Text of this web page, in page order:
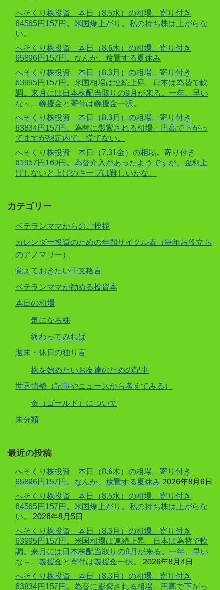
へそくり株投資 本日（8.5水）の相場。寄り付き
64565円157円。米国爆上がり。私の持ち株は上がらな
い。
へそくり株投資 本日（8.6木）の相場。寄り付き
65896円157円。なんか、放置する夏休み
へそくり株投資 本日（8.3月）の相場。寄り付き
63995円157円。米国相場は連続上昇。日本は為替で軟
調。来月には日本株配当取りの9月が来る。一年、早い
な～。義援金と寄付は義援金一択。
へそくり株投資 本日（8.3月）の相場。寄り付き
63834円157円。為替に影響される相場。円高で下がっ
てますが想定内で、慌てない。
へそくり株投資 本日（7.31金）の相場。寄り付き
61957円160円。為替介入があったようですが、金利上
げしないと上げのキープは難しいかな。
カテゴリー
ベテランママからのご挨拶
カレンダー投資のための年間サイクル表（毎年お役立ち
のアノマリー）
覚えておきたい干支格言
ベテランママが勧める投資本
本日の相場
気になる株
終わってみれば
週末・休日の独り言
株を始めたいお友達のための記事
世界情勢（記事やニュースから考えてみる）
金（ゴールド）について
未分類
最近の投稿
へそくり株投資 本日（8.6木）の相場。寄り付き
65896円157円。なんか、放置する夏休み 2026年8月6日
へそくり株投資 本日（8.5水）の相場。寄り付き
64565円157円。米国爆上がり。私の持ち株は上がらな
い。
2026年8月5日
へそくり株投資 本日（8.3月）の相場。寄り付き
63995円157円。米国相場は連続上昇。日本は為替で軟
調。来月には日本株配当取りの9月が来る。一年、早い
な～。義援金と寄付は義援金一択。
2026年8月4日
へそくり株投資 本日（8.3月）の相場。寄り付き
63834円157円。為替に影響される相場。円高で下がっ